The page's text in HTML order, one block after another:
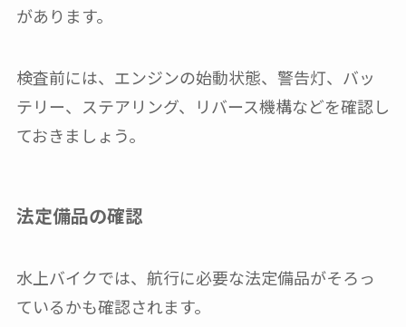
があります。
検査前には、エンジンの始動状態、警告灯、バッ
テリー、ステアリング、リバース機構などを確認し
ておきましょう。
法定備品の確認
水上バイクでは、航行に必要な法定備品がそろっ
ているかも確認されます。